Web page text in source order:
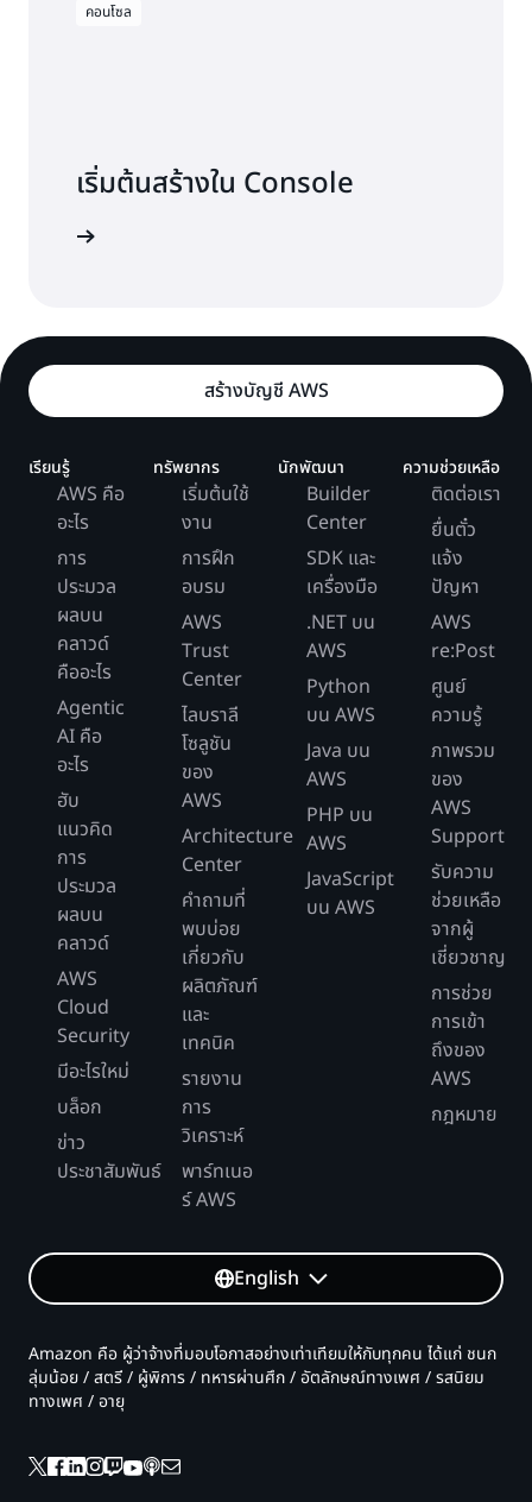
คอนโซล
เริ่มต้นสร้างใน Console
สร้างบัญชี AWS
เรียนรู้
AWS คือ
อะไร
การ
ประมวล
ผลบน
คลาวด์
คืออะไร
Agentic
AI คือ
อะไร
ฮับ
แนวคิด
การ
ประมวล
ผลบน
คลาวด์
AWS
Cloud
Security
มีอะไรใหม่
บล็อก
ข่าว
ประชาสัมพันธ์
ทรัพยากร
เริ่มต้นใช้
งาน
การฝึก
อบรม
AWS
Trust
Center
ไลบราลี
โซลูชัน
ของ
AWS
Architecture
Center
คำถามที่
พบบ่อย
เกี่ยวกับ
ผลิตภัณฑ์
และ
เทคนิค
รายงาน
การ
วิเคราะห์
พาร์ทเนอ
ร์ AWS
นักพัฒนา
Builder
Center
SDK และ
เครื่องมือ
.NET บน
AWS
Python
บน AWS
Java บน
AWS
PHP บน
AWS
JavaScript
บน AWS
ความช่วยเหลือ
ติดต่อเรา
ยื่นตั๋ว
แจ้ง
ปัญหา
AWS
re:Post
ศูนย์
ความรู้
ภาพรวม
ของ
AWS
Support
รับความ
ช่วยเหลือ
จากผู้
เชี่ยวชาญ
การช่วย
การเข้า
ถึงของ
AWS
กฎหมาย
English
Amazon คือ ผู้ว่าจ้างที่มอบโอกาสอย่างเท่าเทียมให้กับทุกคน ได้แก่ ชนก
ลุ่มน้อย / สตรี / ผู้พิการ / ทหารผ่านศึก / อัตลักษณ์ทางเพศ / รสนิยม
ทางเพศ / อายุ